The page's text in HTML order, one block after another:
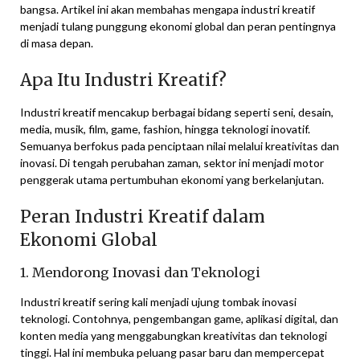
bangsa. Artikel ini akan membahas mengapa industri kreatif
menjadi tulang punggung ekonomi global dan peran pentingnya
di masa depan.
Apa Itu Industri Kreatif?
Industri kreatif mencakup berbagai bidang seperti seni, desain,
media, musik, film, game, fashion, hingga teknologi inovatif.
Semuanya berfokus pada penciptaan nilai melalui kreativitas dan
inovasi. Di tengah perubahan zaman, sektor ini menjadi motor
penggerak utama pertumbuhan ekonomi yang berkelanjutan.
Peran Industri Kreatif dalam
Ekonomi Global
1. Mendorong Inovasi dan Teknologi
Industri kreatif sering kali menjadi ujung tombak inovasi
teknologi. Contohnya, pengembangan game, aplikasi digital, dan
konten media yang menggabungkan kreativitas dan teknologi
tinggi. Hal ini membuka peluang pasar baru dan mempercepat